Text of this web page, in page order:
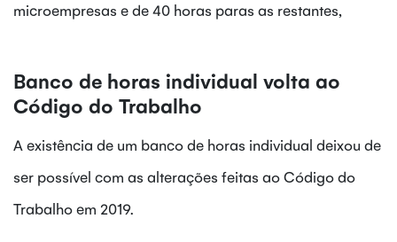
microempresas e de 40 horas paras as restantes,
Banco de horas individual volta ao
Código do Trabalho
A existência de um banco de horas individual deixou de
ser possível com as alterações feitas ao Código do
Trabalho em 2019.